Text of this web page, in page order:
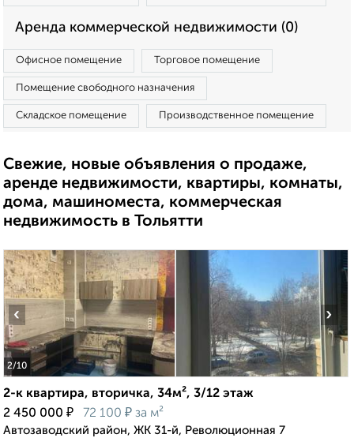
Аренда коммерческой недвижимости (0)
Офисное помещение Торговое помещение
Помещение свободного назначения
Складское помещение Производственное помещение
Свежие, новые объявления о продаже,
аренде недвижимости, квартиры, комнаты,
дома, машиноместа, коммерческая
недвижимость в Тольятти
2/10
‹ ›
2-к квартира, вторичка, 34м², 3/12 этаж
2 450 000 ₽ 72 100 ₽ за м²
Автозаводский район, ЖК 31-й, Революционная 7